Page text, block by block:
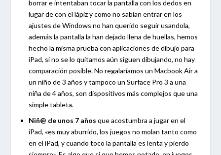
borrar e intentaban tocar la pantalla con los dedos en
lugar de con el lápiz y como no sabían entrar en los
ajustes de Windows no han querido seguir usandola,
además la pantalla la han dejado llena de huellas, hemos
hecho la misma prueba con aplicaciones de dibujo para
iPad, si no se lo quitamos aún siguen dibujando, no hay
comparación posible. No regalaríamos un Macbook Air a
un niño de 3 años y tampoco un Surface Pro 3 a una
niña de 4 años, son dispositivos más complejos que una
simple tableta.
Niñ@ de unos 7 años que acostumbra a jugar en el
iPad, «es muy aburrido, los juegos no molan tanto como
en el iPad, y cuando toco la pantalla es lenta y pierdo